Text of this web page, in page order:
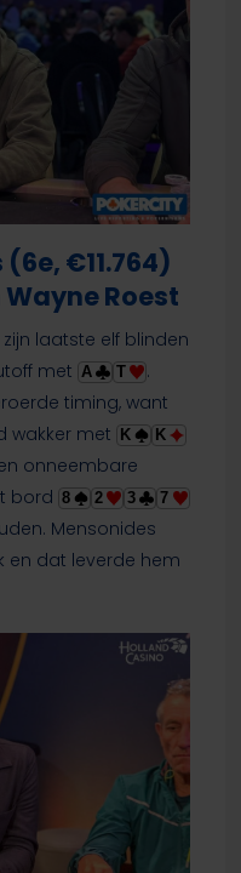
€11.764)
Roest
laatste elf blinden
met A T
.
timing, want
wakker met
K K
onneembare
bord 8 2 3
7
Mensonides
en dat leverde hem